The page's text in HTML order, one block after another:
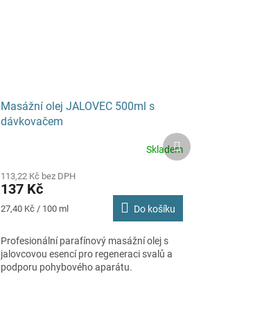
Masážní olej JALOVEC 500ml s
dávkovačem
Skladem
113,22 Kč bez DPH
137 Kč
Měrná
27,40 Kč / 100 ml Do košíku
Profesionální parafínový masážní olej s
jalovcovou esencí pro regeneraci svalů a
podporu pohybového aparátu.
Další
produkt